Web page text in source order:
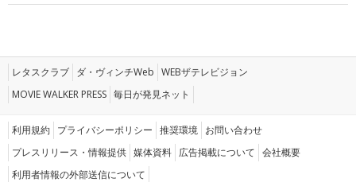
レタスクラブ ダ・ヴィンチWeb WEBザテレビジョン
MOVIE WALKER PRESS 毎日が発見ネット
利用規約 プライバシーポリシー 推奨環境 お問い合わせ
プレスリリース・情報提供 媒体資料 広告掲載について 会社概要
利用者情報の外部送信について